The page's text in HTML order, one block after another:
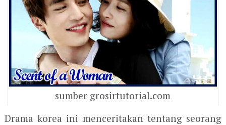
sumber grosirtutorial.com
Drama korea ini menceritakan tentang seorang